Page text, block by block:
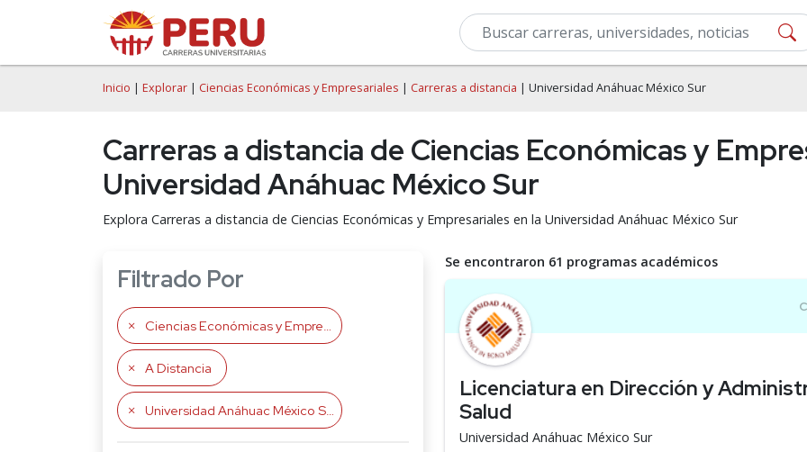
Inicio | Explorar | Ciencias Económicas y Empresariales | Carreras a distancia | Universidad Anáhuac México Sur
Carreras a distancia de Ciencias Económicas y
Universidad Anáhuac México Sur
Explora Carreras a distancia de Ciencias Económicas y Empresariales en la Universidad Anáhuac México Sur
Filtrado Por
Ciencias Económicas y Empresariales
A Distancia
Universidad Anáhuac México Sur
Se encontraron 61 programas académicos
Licenciatura en Dirección y
Salud
Universidad Anáhuac México Sur